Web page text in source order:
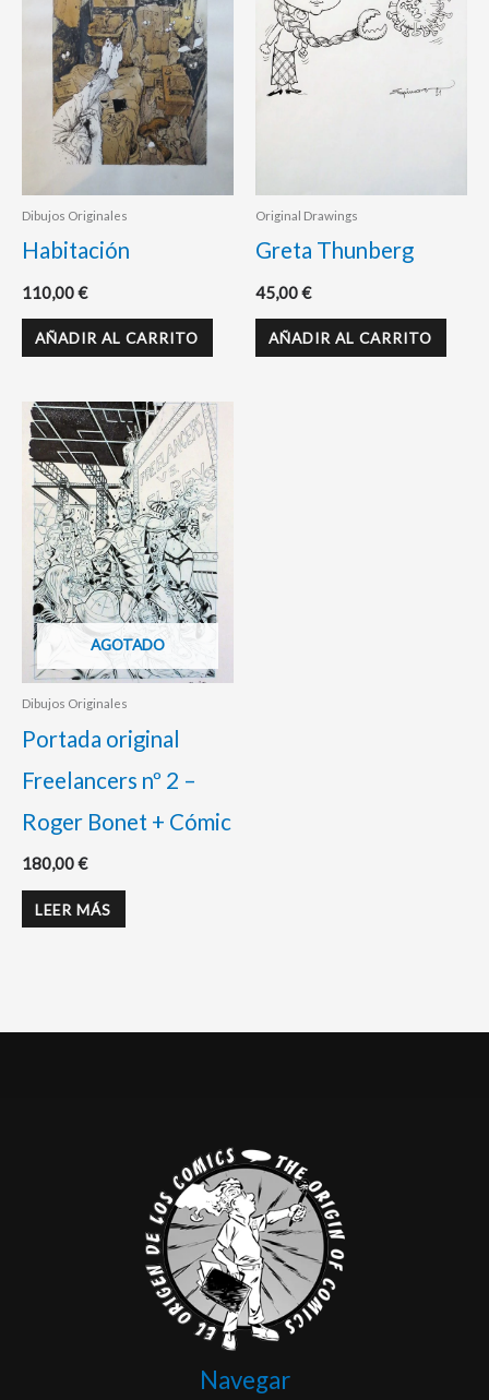
Dibujos Originales
Habitación
110,00€
AÑADIR AL CARRITO
Original Drawings
Greta Thunberg
45,00€
AÑADIR AL CARRITO
AGOTADO
Dibujos Originales
Portada original
Freelancers nº 2 –
Roger Bonet + Cómic
180,00€
LEER MÁS
Navegar